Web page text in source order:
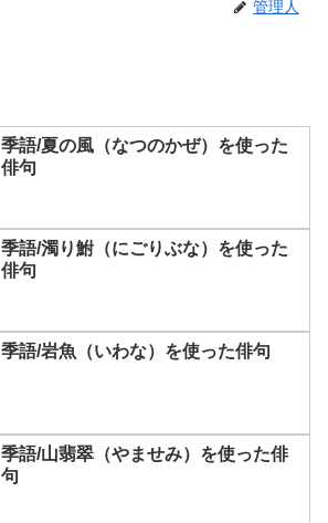
管理人
季語/夏の風（なつのかぜ）を使った
俳句
季語/濁り鮒（にごりぶな）を使った
俳句
季語/岩魚（いわな）を使った俳句
季語/山翡翠（やませみ）を使った俳
句